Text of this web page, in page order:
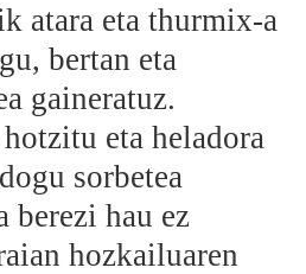
atara eta thurmix-a
bertan eta
gaineratuz.
eta heladora
sorbetea
berezi hau ez
hozkailuaren